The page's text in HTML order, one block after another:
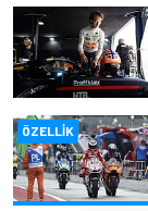
ÖZELLIK